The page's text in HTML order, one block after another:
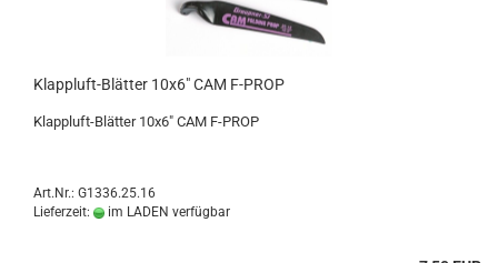
Klappluft-Blätter 10x6" CAM F-PROP
Klappluft-Blätter 10x6" CAM F-PROP
Art.Nr.: G1336.25.16
Lieferzeit:
im LADEN verfügbar